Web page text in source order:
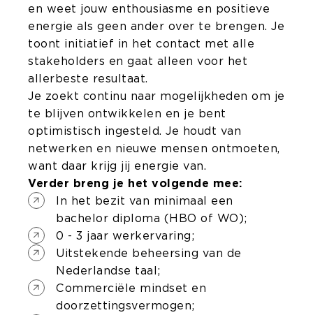
en weet jouw enthousiasme en positieve
energie als geen ander over te brengen. Je
toont initiatief in het contact met alle
stakeholders en gaat alleen voor het
allerbeste resultaat.
Je zoekt continu naar mogelijkheden om je
te blijven ontwikkelen en je bent
optimistisch ingesteld. Je houdt van
netwerken en nieuwe mensen ontmoeten,
want daar krijg jij energie van.
Verder breng je het volgende mee:
In het bezit van minimaal een
bachelor diploma (HBO of WO);
0 - 3 jaar werkervaring;
Uitstekende beheersing van de
Nederlandse taal;
Commerciële mindset en
doorzettingsvermogen;